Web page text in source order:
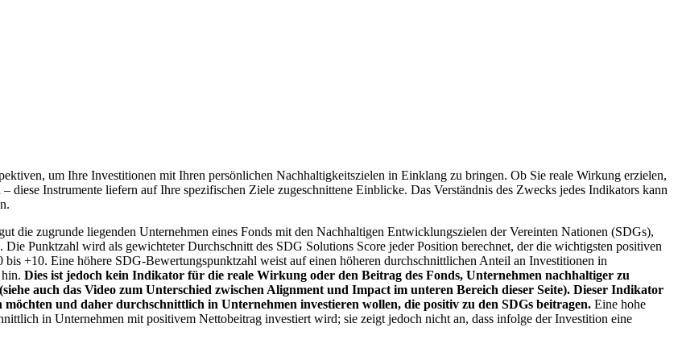
um Ihre Investitionen mit Ihren persönlichen Nachhaltigkeitszielen in Einklang zu bringen. Ob Sie reale Wirkung erzielen,
diese Instrumente liefern auf Ihre spezifischen Ziele zugeschnittene Einblicke. Das Verständnis des Zwecks jedes Indikators kann
die zugrunde liegenden Unternehmen eines Fonds mit den Nachhaltigen Entwicklungszielen der Vereinten Nationen (SDGs),
Punktzahl wird als gewichteter Durchschnitt des SDG Solutions Score jeder Position berechnet, der die wichtigsten positiven
+10. Eine höhere SDG-Bewertungspunktzahl weist auf einen höheren durchschnittlichen Anteil an Investitionen in
Dies ist jedoch kein Indikator für die reale Wirkung oder den Beitrag des Fonds, Unternehmen nachhaltiger zu
auch das Video zum Unterschied zwischen Alignment und Impact im unteren Bereich dieser Seite). Dieser Indikator
und daher durchschnittlich in Unternehmen investieren wollen, die positiv zu den SDGs beitragen. Eine hohe
in Unternehmen mit positivem Nettobeitrag investiert wird; sie zeigt jedoch nicht an, dass infolge der Investition eine